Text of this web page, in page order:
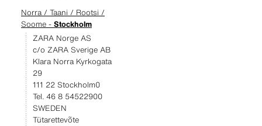
Norra / Taani / Rootsi /
Soome - Stockholm
ZARA Norge AS
c/o ZARA Sverige AB
Klara Norra Kyrkogata
29
111 22 Stockholm0
Tel. 46 8 54522900
SWEDEN
Tütarettevõte